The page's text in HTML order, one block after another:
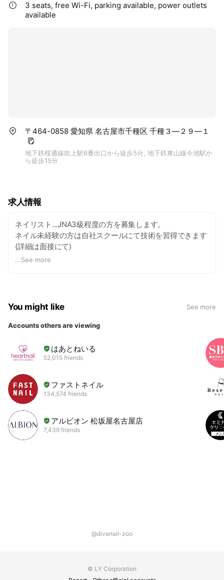
3 seats, free Wi-Fi, parking available, power outlets
available
〒464-0858 愛知県 名古屋市千種区 千種３―２９―１
地下鉄桜通線吹上駅6番出口から徒歩5分, 地下鉄東山線今池駅か
ら徒歩15分
求人情報
ネイリスト...JNA3級程度の方を募集します。
ネイル未経験の方は自社スクールにて技術を習得できます
(詳細は面接にて)
ネイル接客経験者の方は優遇致します。
シフト...自己申告制です。ネット予約システムの自分の枠
を自分で管理して頂きます。
...See more
You might like See more
Accounts others are viewing
はあとねいる
52,015 friends
ファストネイル
134,574 friends
アルビオン 松坂屋名古屋店
7,439 friends
@divanail-zoo
© LY Corporation